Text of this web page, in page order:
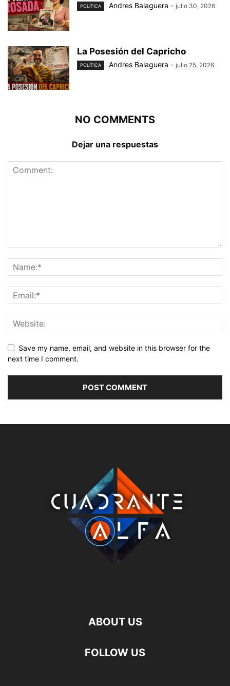
POLÍTICA Andres Balaguera - julio 30, 2026
La Posesión del Capricho
POLÍTICA Andres Balaguera - julio 25, 2026
NO COMMENTS
Dejar una respuestas
Save my name, email, and website in this browser for the
next time I comment.
ABOUT US
FOLLOW US